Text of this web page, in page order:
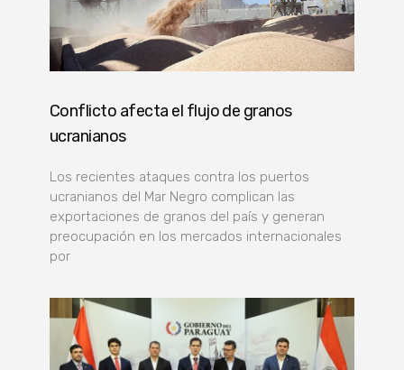
Conflicto afecta el flujo de granos
ucranianos
Los recientes ataques contra los puertos
ucranianos del Mar Negro complican las
exportaciones de granos del país y generan
preocupación en los mercados internacionales
por